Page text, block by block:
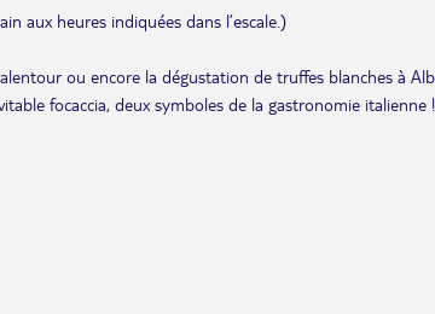
aux heures indiquées dans l’escale.)
ou encore la dégustation de truffes blanches à
focaccia, deux symboles de la gastronomie italienne !